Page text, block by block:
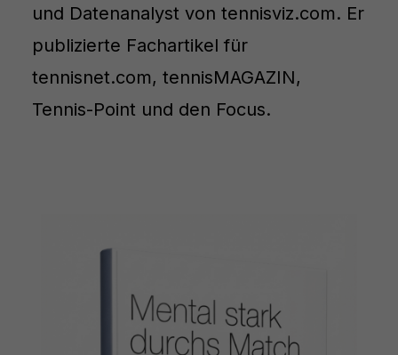
und Datenanalyst von tennisviz.com. Er
publizierte Fachartikel für
tennisnet.com, tennisMAGAZIN,
Tennis-Point und den Focus.